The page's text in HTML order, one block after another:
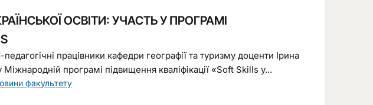
ОСВІТИ: УЧАСТЬ У ПРОГРАМІ
працівники кафедри географії та туризму доценти Ірина
програмі підвищення кваліфікації «Soft Skills у...
факультету